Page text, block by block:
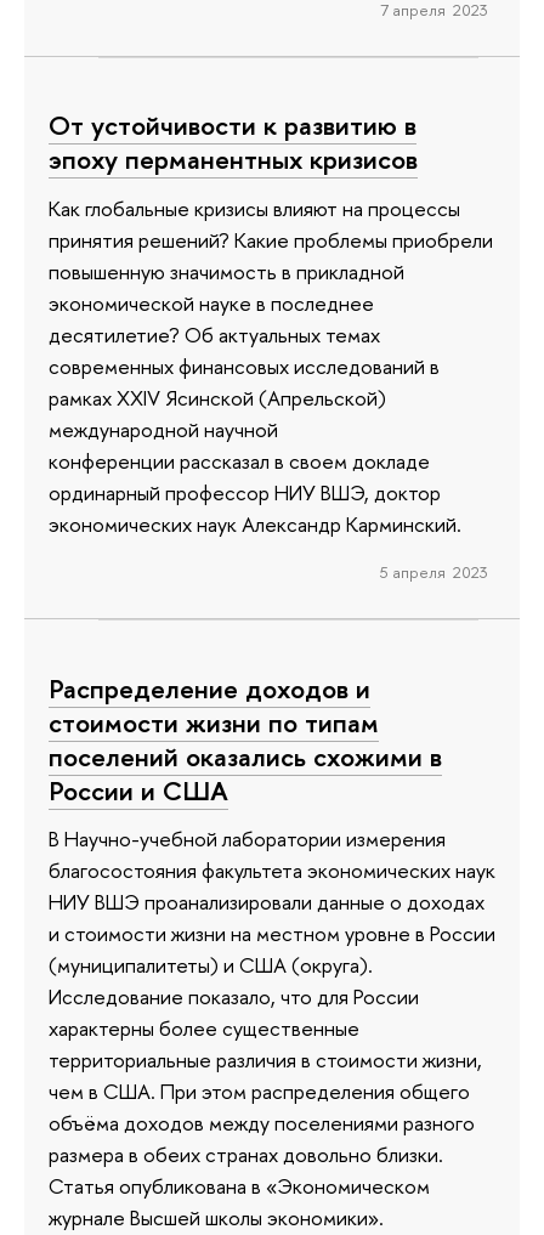
7 апреля 2023
От устойчивости к развитию в
эпоху перманентных кризисов
Как глобальные кризисы влияют на процессы
принятия решений? Какие проблемы приобрели
повышенную значимость в прикладной
экономической науке в последнее
десятилетие? Об актуальных темах
современных финансовых исследований в
рамках XXIV Ясинской (Апрельской)
международной научной
конференции рассказал в своем докладе
ординарный профессор НИУ ВШЭ, доктор
экономических наук Александр Карминский.
5 апреля 2023
Распределение доходов и
стоимости жизни по типам
поселений оказались схожими в
России и США
В Научно-учебной лаборатории измерения
благосостояния факультета экономических наук
НИУ ВШЭ проанализировали данные о доходах
и стоимости жизни на местном уровне в России
(муниципалитеты) и США (округа).
Исследование показало, что для России
характерны более существенные
территориальные различия в стоимости жизни,
чем в США. При этом распределения общего
объёма доходов между поселениями разного
размера в обеих странах довольно близки.
Статья опубликована в «Экономическом
журнале Высшей школы экономики».